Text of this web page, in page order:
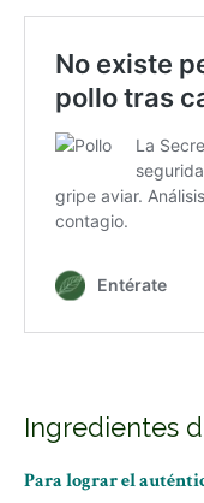
Ingredientes
Para lograr el